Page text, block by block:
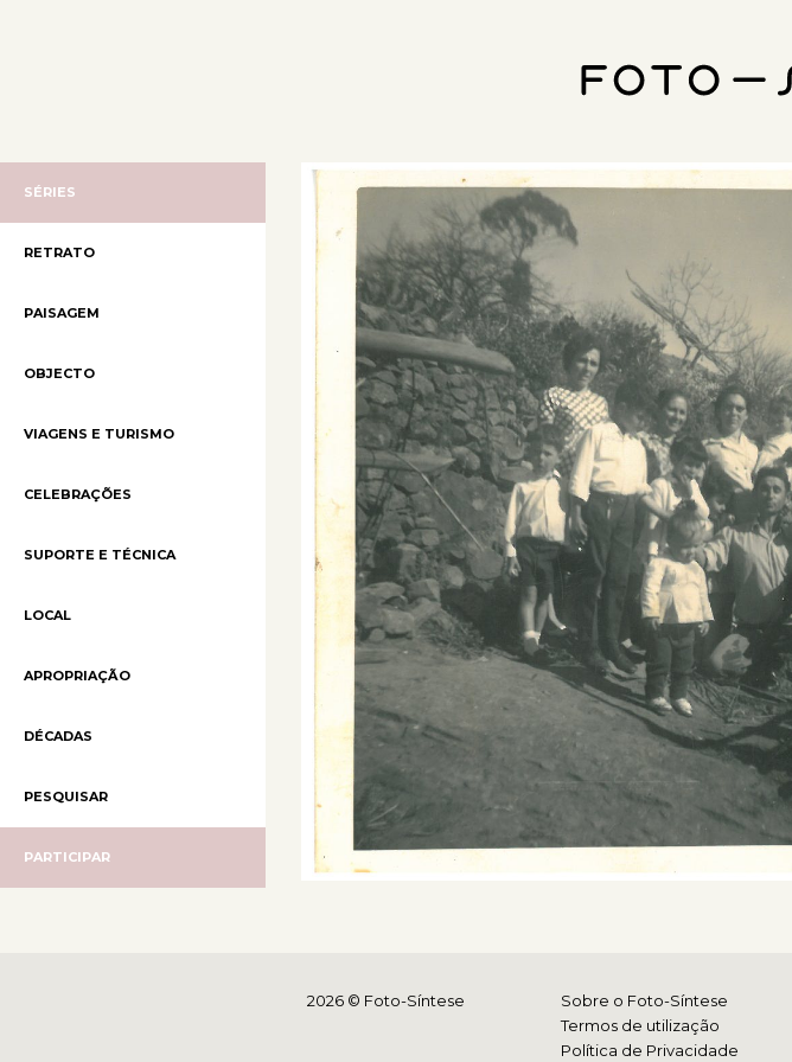
SÉRIES
RETRATO
PAISAGEM
OBJECTO
VIAGENS E TURISMO
CELEBRAÇÕES
SUPORTE E TÉCNICA
LOCAL
APROPRIAÇÃO
DÉCADAS
PESQUISAR
PARTICIPAR
Sobre o Foto-Síntese
Termos de utilização
Política de Privacidade
2026 © Foto-Síntese